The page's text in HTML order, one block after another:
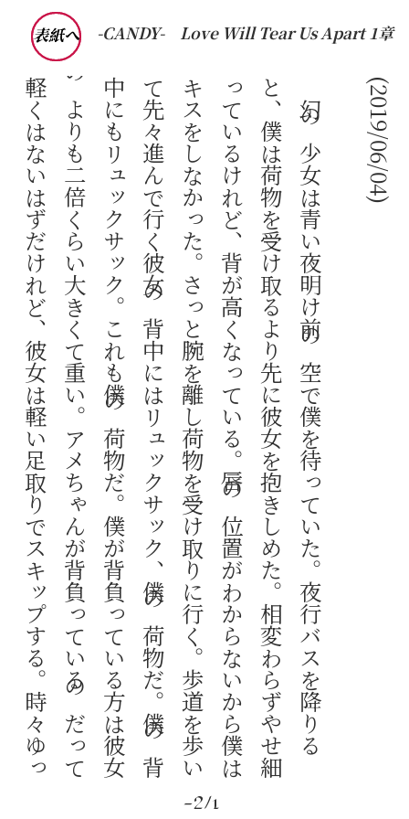
表紙へ -CANDY- Love Will Tear Us Apart 1章
(2019/06/04)
幻
の
少
女
は
青
い
夜
明
け
前
の
空
で
僕
を
待
っ
て
い
た
。
夜
行
バ
ス
を
降
り
る
と
、
僕
は
荷
物
を
受
け
取
る
よ
り
先
に
彼
女
を
抱
き
し
め
た
。
相
変
わ
ら
ず
や
せ
細
っ
て
い
る
け
れ
ど
、
背
が
高
く
な
っ
て
い
る
。
唇
の
位
置
が
わ
か
ら
な
い
か
ら
僕
は
キ
ス
を
し
な
か
っ
た
。
さ
っ
と
腕
を
離
し
荷
物
を
受
け
取
り
に
行
く
。
歩
道
を
歩
い
て
先
々
進
ん
で
行
く
彼
女
の
背
中
に
は
リ
ュ
ッ
ク
サ
ッ
ク
、
僕
の
荷
物
だ
。
僕
の
背
中
に
も
リ
ュ
ッ
ク
サ
ッ
ク
。
こ
れ
も
僕
の
荷
物
だ
。
僕
が
背
負
っ
て
い
る
方
は
彼
女
の
よ
り
も
二
倍
く
ら
い
大
き
く
て
重
い
。
ア
メ
ち
ゃ
ん
が
背
負
っ
て
い
る
の
だ
っ
て
軽
く
は
な
い
は
ず
だ
け
れ
ど
、
彼
女
は
軽
い
足
取
り
で
ス
キ
ッ
プ
す
る
。
時
々
ゆ
っ
く
り
歩
く
僕
の
方
を
振
り
向
い
て
笑
う
。
荷
物
は
重
い
が
僕
の
心
は
軽
い
、
幸
せ
だ
-2/1